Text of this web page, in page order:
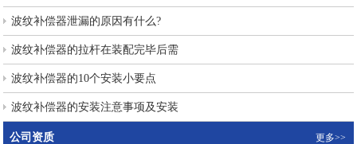
波纹补偿器泄漏的原因有什么?
波纹补偿器的拉杆在装配完毕后需
波纹补偿器的10个安装小要点
波纹补偿器的安装注意事项及安装
公司资质 更多>>